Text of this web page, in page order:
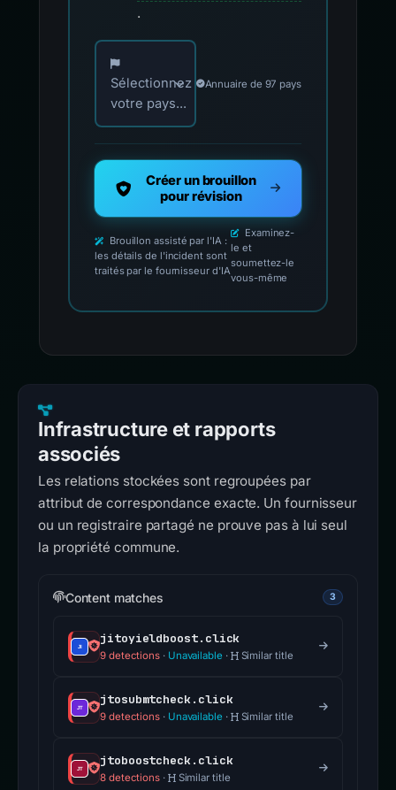
.
Choisissez votre pays pour les contacts
Sélectionnez
votre pays...
Annuaire de 97 pays
Créer un brouillon
pour révision
Brouillon assisté par l'IA :
les détails de l'incident sont
traités par le fournisseur d'IA
Examinez-
le et
soumettez-le
vous-même
Infrastructure et rapports
associés
Les relations stockées sont regroupées par
attribut de correspondance exacte. Un fournisseur
ou un registraire partagé ne prouve pas à lui seul
la propriété commune.
Content matches 3
jitoyieldboost.click
9 detections · Unavailable · Similar title
jtosubmtcheck.click
9 detections · Unavailable · Similar title
jtoboostcheck.click
8 detections · Similar title